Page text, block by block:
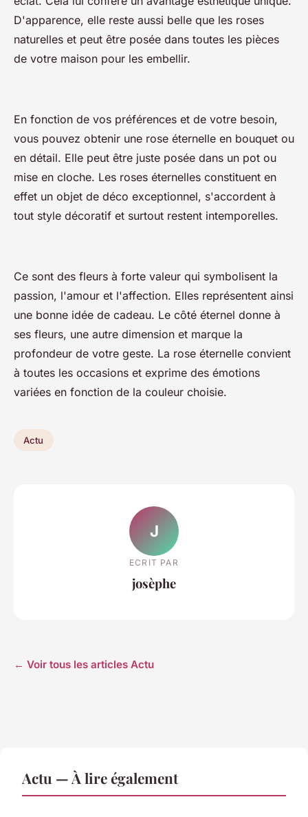
D'apparence, elle reste aussi belle que les roses
naturelles et peut être posée dans toutes les pièces
de votre maison pour les embellir.
En fonction de vos préférences et de votre besoin,
vous pouvez obtenir une rose éternelle en bouquet ou
en détail. Elle peut être juste posée dans un pot ou
mise en cloche. Les roses éternelles constituent en
effet un objet de déco exceptionnel, s'accordent à
tout style décoratif et surtout restent intemporelles.
Ce sont des fleurs à forte valeur qui symbolisent la
passion, l'amour et l'affection. Elles représentent ainsi
une bonne idée de cadeau. Le côté éternel donne à
ses fleurs, une autre dimension et marque la
profondeur de votre geste. La rose éternelle convient
à toutes les occasions et exprime des émotions
variées en fonction de la couleur choisie.
Actu
J
ECRIT PAR
josèphe
← Voir tous les articles Actu
Actu — À lire également